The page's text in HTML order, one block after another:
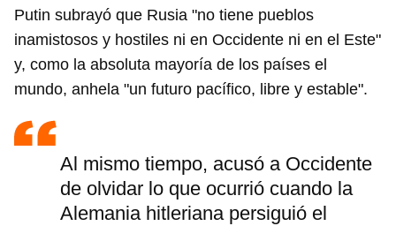
Putin subrayó que Rusia "no tiene pueblos
inamistosos y hostiles ni en Occidente ni en el Este"
y, como la absoluta mayoría de los países el
mundo, anhela "un futuro pacífico, libre y estable".
Al mismo tiempo, acusó a Occidente
de olvidar lo que ocurrió cuando la
Alemania hitleriana persiguió el